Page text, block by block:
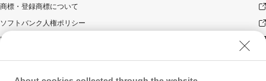
商標・登録商標について
ソフトバンク人権ポリシー
PayPay Code of Ethics & Business Conduct